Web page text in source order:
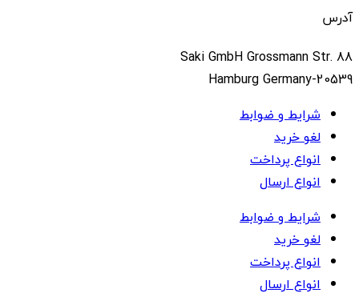
آدرس
Saki GmbH Grossmann Str. 88
20539-Hamburg Germany
شرایط و ضوابط
لغو خرید
انواع پرداخت
انواع ارسال
شرایط و ضوابط
لغو خرید
انواع پرداخت
انواع ارسال